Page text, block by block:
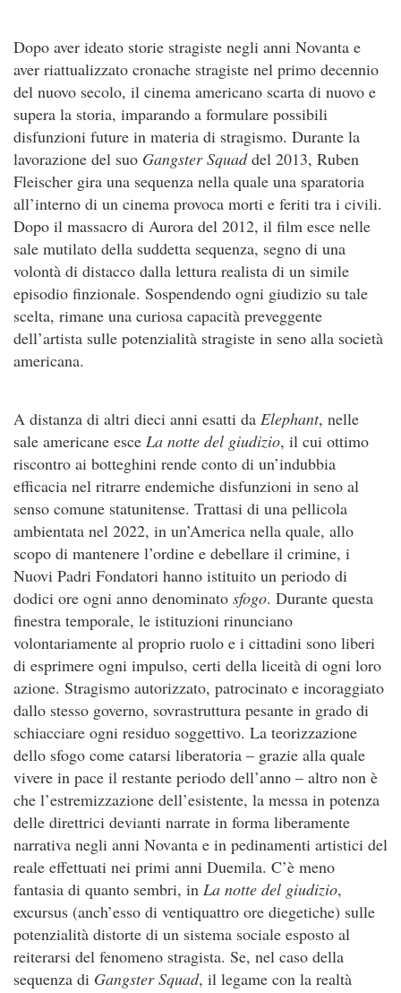
Dopo aver ideato storie stragiste negli anni Novanta e
aver riattualizzato cronache stragiste nel primo decennio
del nuovo secolo, il cinema americano scarta di nuovo e
supera la storia, imparando a formulare possibili
disfunzioni future in materia di stragismo. Durante la
lavorazione del suo Gangster Squaddel 2013, Ruben
Fleischer gira una sequenza nella quale una sparatoria
all’interno di un cinema provoca morti e feriti tra i civili.
Dopo il massacro di Aurora del 2012, il film esce nelle
sale mutilato della suddetta sequenza, segno di una
volontà di distacco dalla lettura realista di un simile
episodio finzionale. Sospendendo ogni giudizio su tale
scelta, rimane una curiosa capacità preveggente
dell’artista sulle potenzialità stragiste in seno alla società
americana.
A distanza di altri dieci anni esatti da Elephant, nelle
sale americane esce La notte del giudizio, il cui ottimo
riscontro ai botteghini rende conto di un’indubbia
efficacia nel ritrarre endemiche disfunzioni in seno al
senso comune statunitense. Trattasi di una pellicola
ambientata nel 2022, in un’America nella quale, allo
scopo di mantenere l’ordine e debellare il crimine, i
Nuovi Padri Fondatori hanno istituito un periodo di
dodici ore ogni anno denominato sfogo. Durante questa
finestra temporale, le istituzioni rinunciano
volontariamente al proprio ruolo e i cittadini sono liberi
di esprimere ogni impulso, certi della liceità di ogni loro
azione. Stragismo autorizzato, patrocinato e incoraggiato
dallo stesso governo, sovrastruttura pesante in grado di
schiacciare ogni residuo soggettivo. La teorizzazione
dello sfogo come catarsi liberatoria – grazie alla quale
vivere in pace il restante periodo dell’anno – altro non è
che l’estremizzazione dell’esistente, la messa in potenza
delle direttrici devianti narrate in forma liberamente
narrativa negli anni Novanta e in pedinamenti artistici del
reale effettuati nei primi anni Duemila. C’è meno
fantasia di quanto sembri, in La notte del giudizio,
excursus (anch’esso di ventiquattro ore diegetiche) sulle
potenzialità distorte di un sistema sociale esposto al
reiterarsi del fenomeno stragista. Se, nel caso della
sequenza di Gangster Squad, il legame con la realtà